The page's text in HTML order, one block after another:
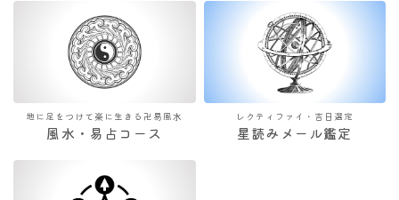
地に足をつけて楽に生きる卍易風水
風水・易占コース
レクティファイ・吉日選定
星読みメール鑑定